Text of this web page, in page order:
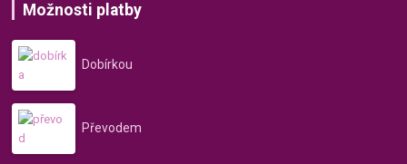
Možnosti platby
Dobírkou
Převodem